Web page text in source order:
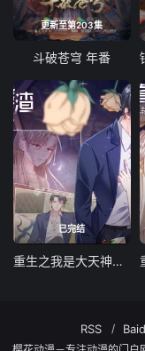
更新至第203集
斗破苍穹 年番
已完结
重生之我是大天神动态漫画第一季
RSS